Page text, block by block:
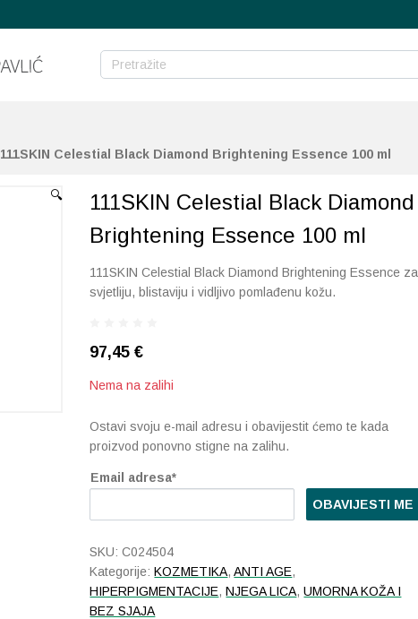
111SKIN Celestial Black Diamond Brightening Essence 100 ml
🔍
111SKIN Celestial Black Diamond
Brightening Essence 100 ml
111SKIN Celestial Black Diamond Brightening Essence za
svjetliju, blistaviju i vidljivo pomlađenu kožu.
97,45€
Nema na zalihi
Ostavi svoju e-mail adresu i obavijestit ćemo te kada
proizvod ponovno stigne na zalihu.
Email adresa*
OBAVIJESTI ME
SKU:C024504
Kategorije:KOZMETIKA,ANTI AGE,
HIPERPIGMENTACIJE,NJEGA LICA,UMORNA KOŽA I
BEZ SJAJA